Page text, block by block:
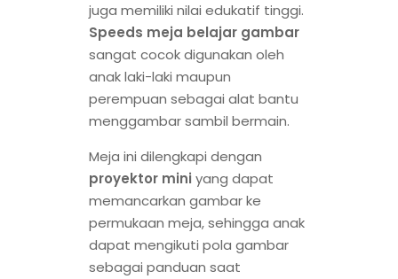
juga memiliki nilai edukatif tinggi.
Speeds meja belajar gambar
sangat cocok digunakan oleh
anak laki-laki maupun
perempuan sebagai alat bantu
menggambar sambil bermain.
Meja ini dilengkapi dengan
proyektor mini yang dapat
memancarkan gambar ke
permukaan meja, sehingga anak
dapat mengikuti pola gambar
sebagai panduan saat